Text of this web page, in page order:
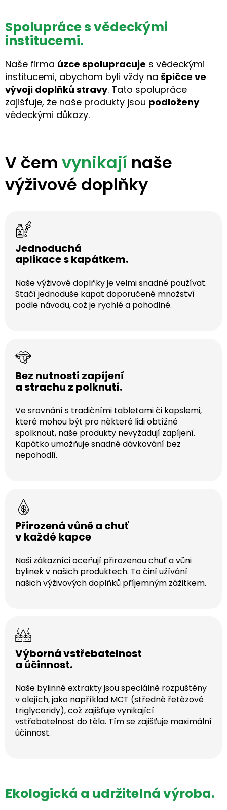
Spolupráce s vědeckými
institucemi.
Naše firma úzce spolupracuje s vědeckými
institucemi, abychom byli vždy na špičce ve
vývoji doplňků stravy. Tato spolupráce
zajišťuje, že naše produkty jsou podloženy
vědeckými důkazy.
V čem vynikají naše
výživové doplňky
Jednoduchá
aplikace s kapátkem.
Naše výživové doplňky je velmi snadné používat.
Stačí jednoduše kapat doporučené množství
podle návodu, což je rychlé a pohodlné.
Bez nutnosti zapíjení
a strachu z polknutí.
Ve srovnání s tradičními tabletami či kapslemi,
které mohou být pro některé lidi obtížné
spolknout, naše produkty nevyžadují zapíjení.
Kapátko umožňuje snadné dávkování bez
nepohodlí.
Přirozená vůně a chuť
v každé kapce
Naši zákazníci oceňují přirozenou chuť a vůni
bylinek v našich produktech. To činí užívání
našich výživových doplňků příjemným zážitkem.
Výborná vstřebatelnost
a účinnost.
Naše bylinné extrakty jsou speciálně rozpuštěny
v olejích, jako například MCT (středně řetězové
triglyceridy), což zajišťuje vynikající
vstřebatelnost do těla. Tím se zajišťuje maximální
účinnost.
Ekologická a udržitelná výroba.